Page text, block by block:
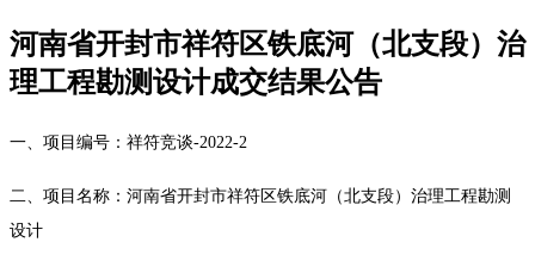
河南省开封市祥符区铁底河（北支段）治
理工程勘测设计成交结果公告
一、 项目编号： 祥符竞谈-2022-2
二、 项目名称：河南省开封市祥符区铁底河（北支段）治理工程勘测
设计